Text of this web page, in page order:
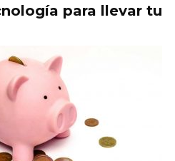
para llevar tu